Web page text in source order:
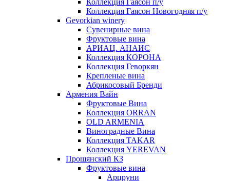
Коллекция Гаясон п/у
Коллекция Гаясон Новогодняя п/у
Gevorkian winery
Сувенирные вина
Фруктовые вина
АРИАЦ. АНАИС
Коллекция КОРОНА
Коллекция Геворкян
Крепленые вина
Абрикосовый Бренди
Армения Вайн
Фруктовые Вина
Коллекция ORRAN
OLD ARMENIA
Виноградные Вина
Коллекция TAKAR
Коллекция YEREVAN
Прошянский КЗ
Фруктовые вина
Арцруни